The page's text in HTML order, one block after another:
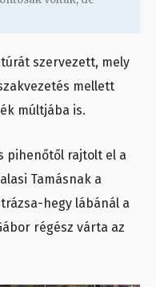
szervezett, mely
mellett
múltjába is.
pihenőtől rajtolt el a
Tamásnak a
hegy lábánál a
régész várta az